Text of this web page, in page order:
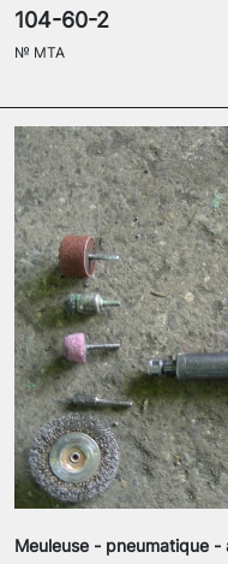
104-60-2
№ MTA
Meuleuse - pneumatique